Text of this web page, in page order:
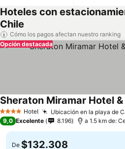
Hoteles con
Chile
Cómo los pagos afectan nuestro ranking
Opción destacada
4 EstrellasHotel Ubicación en la playa de
Sheraton Miramar Hotel
9,0 Excelente 8.196 a 1.5 km de:
De $132.308